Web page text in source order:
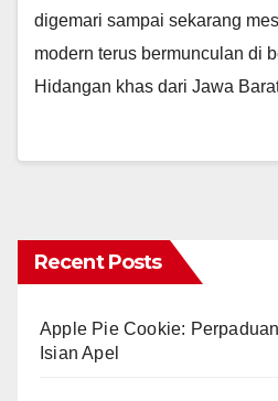
digemari sampai sekarang
modern terus bermunculan di
Hidangan khas dari Jawa
Recent Posts
Apple Pie Cookie:
Isian Apel